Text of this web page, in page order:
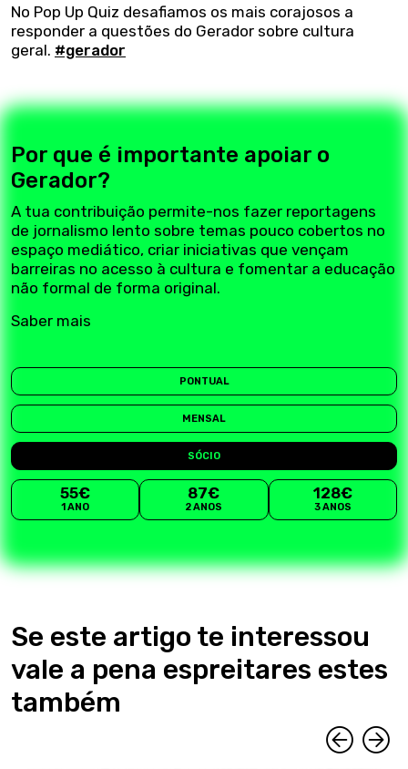
No Pop Up Quiz desafiamos os mais corajosos a
responder a questões do Gerador sobre cultura
geral. #gerador
Por que é importante apoiar o
Gerador?
A tua contribuição permite-nos fazer reportagens
de jornalismo lento sobre temas pouco cobertos no
espaço mediático, criar iniciativas que vençam
barreiras no acesso à cultura e fomentar a educação
não formal de forma original.
Saber mais
PONTUAL
MENSAL
SÓCIO
55€
1 ANO
87€
2 ANOS
128€
3 ANOS
Se este artigo te interessou
vale a pena espreitares estes
também